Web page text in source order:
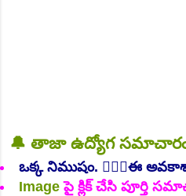
🔔 తాజా ఉద్యోగ
ఒక్క నిముషం. 💁🏻‍♂️ఈ
Imageపై క్లిక్ చేసి పూర్తి
👆Online Applications Ends on